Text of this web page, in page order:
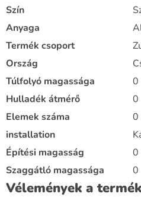
Szín
Anyaga
Termék csoport
Ország
Túlfolyó magassága
0
Hulladék átmérő
0
Elemek száma
0
installation
Építési magasság
0
Szaggátló magassága
0
Vélemények a